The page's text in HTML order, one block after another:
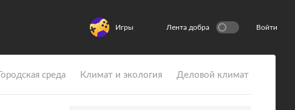
Игры Лента добра Войти
Городская среда Климат и экология Деловой климат